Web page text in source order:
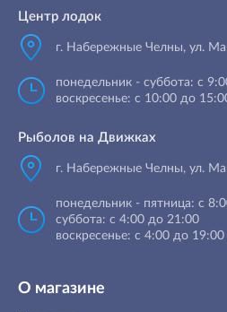
Центр лодок
г. Набережные Челны, ул.
понедельник - суббота: с
воскресенье: с 10:00 до
Рыболов на Движках
г. Набережные Челны, ул.
понедельник - пятница: с
суббота: с 4:00 до 21:00
воскресенье: с 4:00 до 19:00
О магазине